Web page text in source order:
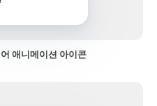
애니메이션 아이콘